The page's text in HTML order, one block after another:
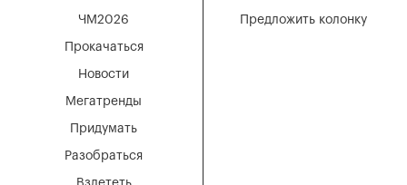
Мегатренды
Придумать
Разобраться
Новости
ЧМ2026
Прокачаться
Предложить колонку